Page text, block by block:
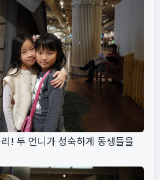
! 두 언니가 성숙하게 동생들을